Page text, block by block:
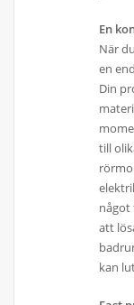
En
När
en
Din
till
något
att
kan